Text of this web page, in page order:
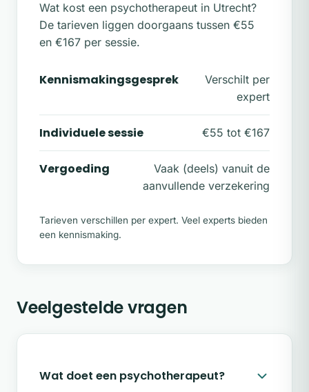
Wat kost een psychotherapeut in Utrecht?
De tarieven liggen doorgaans tussen €55
en €167 per sessie.
Kennismakingsgesprek
Verschilt per
expert
Individuele sessie €55 tot €167
Vergoeding
Vaak (deels) vanuit de
aanvullende verzekering
Tarieven verschillen per expert. Veel experts bieden
een kennismaking.
Veelgestelde vragen
Wat doet een psychotherapeut?